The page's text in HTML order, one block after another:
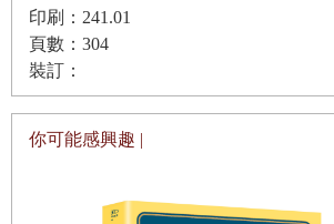
本身即足以涵蓋全部的救贖等），長久以
傳統基督教界即以此兩大前提為共識，做
猶太教和伊斯蘭教，基督教的「耶穌」和
印刷：241.01
頁數：304
裝訂：
你可能感興趣 |